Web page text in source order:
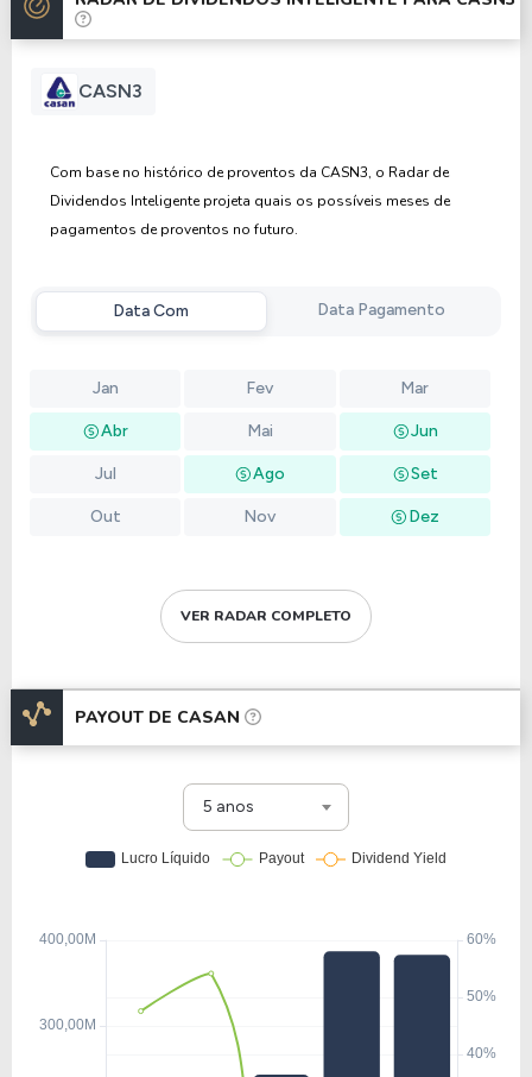
CASN3
Com base no histórico de proventos da CASN3, o Radar de
Dividendos Inteligente projeta quais os possíveis meses de
pagamentos de proventos no futuro.
Data Com Data Pagamento
Jan Fev Mar
Abr Mai Jun
Jul Ago Set
Out Nov Dez
VER RADAR COMPLETO
PAYOUT DE CASAN
5 anos